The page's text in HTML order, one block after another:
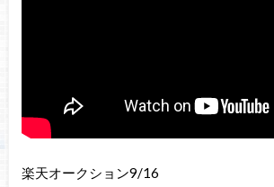
楽天オークション9/16